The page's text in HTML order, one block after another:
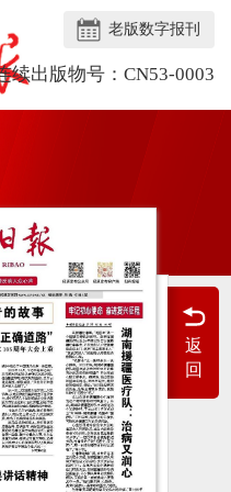
老版数字报刊
续出版物号：CN53-0003
返
回